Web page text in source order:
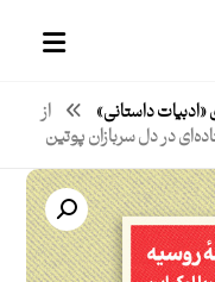
داستانی»
از
در دل سربازان پوتین